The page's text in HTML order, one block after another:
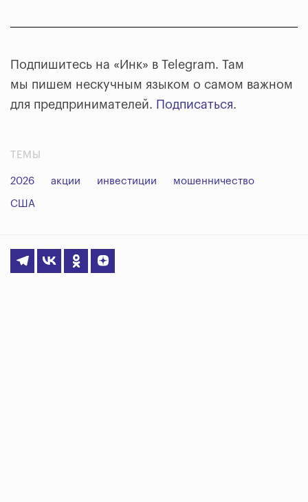
Подпишитесь на «Инк» в Telegram. Там
мы пишем нескучным языком о самом важном
для предпринимателей. Подписаться.
ТЕМЫ
2026 акции инвестиции мошенничество
США